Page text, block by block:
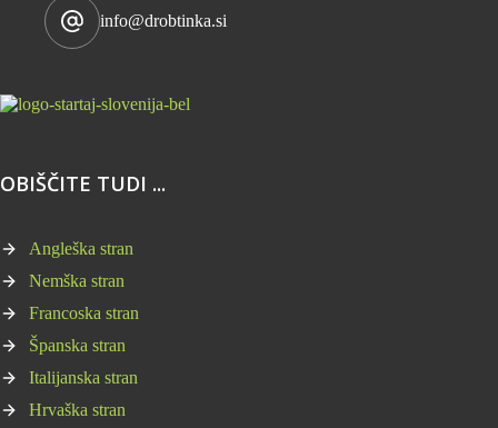
info@drobtinka.si
OBIŠČITE TUDI ...
Angleška stran
Nemška stran
Francoska stran
Španska stran
Italijanska stran
Hrvaška stran